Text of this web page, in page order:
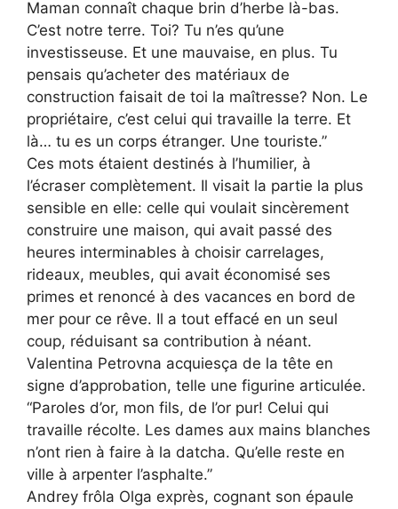
Maman connaît chaque brin d’herbe là-bas.
C’est notre terre. Toi? Tu n’es qu’une
investisseuse. Et une mauvaise, en plus. Tu
pensais qu’acheter des matériaux de
construction faisait de toi la maîtresse? Non. Le
propriétaire, c’est celui qui travaille la terre. Et
là… tu es un corps étranger. Une touriste.”
Ces mots étaient destinés à l’humilier, à
l’écraser complètement. Il visait la partie la plus
sensible en elle: celle qui voulait sincèrement
construire une maison, qui avait passé des
heures interminables à choisir carrelages,
rideaux, meubles, qui avait économisé ses
primes et renoncé à des vacances en bord de
mer pour ce rêve. Il a tout effacé en un seul
coup, réduisant sa contribution à néant.
Valentina Petrovna acquiesça de la tête en
signe d’approbation, telle une figurine articulée.
“Paroles d’or, mon fils, de l’or pur! Celui qui
travaille récolte. Les dames aux mains blanches
n’ont rien à faire à la datcha. Qu’elle reste en
ville à arpenter l’asphalte.”
Andrey frôla Olga exprès, cognant son épaule